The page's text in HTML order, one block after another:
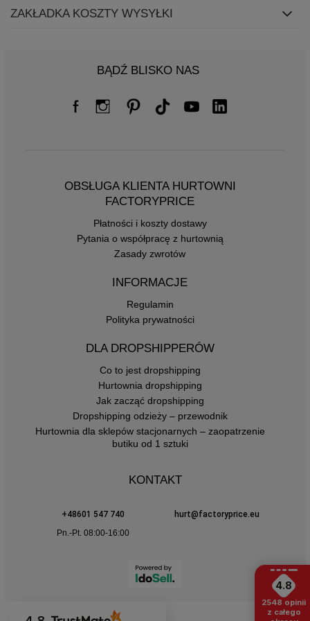
ZAKŁADKA KOSZTY WYSYŁKI
BĄDŹ BLISKO NAS
OBSŁUGA KLIENTA HURTOWNI
FACTORYPRICE
Płatności i koszty dostawy
Pytania o współpracę z hurtownią
Zasady zwrotów
INFORMACJE
Regulamin
Polityka prywatności
DLA DROPSHIPPERÓW
Co to jest dropshipping
Hurtownia dropshipping
Jak zacząć dropshipping
Dropshipping odzieży – przewodnik
Hurtownia dla sklepów stacjonarnych – zaopatrzenie
butiku od 1 sztuki
KONTAKT
+48601 547 740
hurt@factoryprice.eu
Pn.-Pt. 08:00-16:00
4.8
2548 opinii
z całego